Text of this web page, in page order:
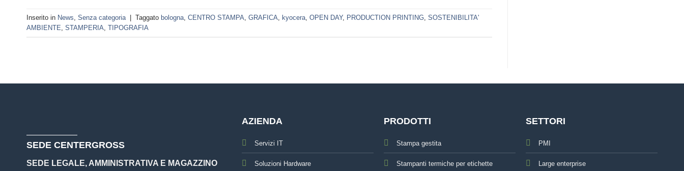
Inserito in News Senza categoria | Taggato bologna CENTRO STAMPA GRAFICA kyocera OPEN DAY, PRODUCTION PRINTING SOSTENIBILITA'
AMBIENTE STAMPERIA TIPOGRAFIA
SEDE CENTERGROSS
SEDE LEGALE, AMMINISTRATIVA E MAGAZZINO
AZIENDA
Servizi IT
Soluzioni Hardware
PRODOTTI
Stampa gestita
Stampanti termiche per etichette
SETTORI
PMI
Large enterprise